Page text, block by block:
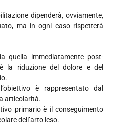
dipenderà, ovviamente,
ma in ogni caso rispetterà
quella immediatamente post-
la riduzione del dolore e del
è rappresentato dal
articolarità.
primario è il conseguimento
dell’arto leso.